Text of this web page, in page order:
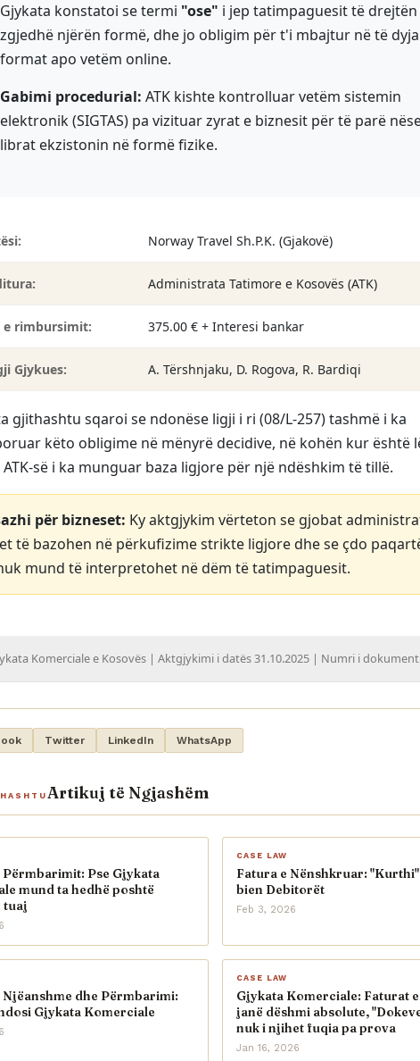
Gjykata konstatoi se termi "ose" i jep tatimpaguesit të
zgjedhë njërën formë, dhe jo obligim për t'i mbajtur në të dyja
format apo vetëm online.
Gabimi procedurial: ATK kishte kontrolluar vetëm sistemin
elektronik (SIGTAS) pa vizituar zyrat e biznesit për të parë
librat ekzistonin në formë fizike.
Norway Travel Sh.P.K. (Gjakovë)
Administrata Tatimore e Kosovës (ATK)
e rimbursimit: 375.00 € + Interesi bankar
Gjykues: A. Tërshnjaku, D. Rogova, R. Bardiqi
gjithashtu sqaroi se ndonëse ligji i ri (08/L-257) tashmë i ka
këto obligime në mënyrë decidive, në kohën kur është
së i ka munguar baza ligjore për një ndëshkim të tillë.
për bizneset: Ky aktgjykim vërteton se gjobat
të bazohen në përkufizime strikte ligjore dhe se çdo
mund të interpretohet në dëm të tatimpaguesit.
Komerciale e Kosovës | Aktgjykimi i datës 31.10.2025 | Numri i
Twitter LinkedIn WhatsApp
Artikuj të Ngjashëm
Përmbarimit: Pse Gjykata
mund ta hedhë poshtë
tuaj
CASE LAW
Fatura e Nënshkruar:
bien Debitorët
Feb 3, 2026
Njëanshme dhe Përmbarimi:
Gjykata Komerciale
CASE LAW
Gjykata Komerciale: Faturat
janë dëshmi absolute,
nuk i njihet fuqia pa prova
Jan 16, 2026